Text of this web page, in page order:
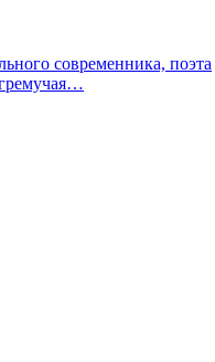
современника, поэта